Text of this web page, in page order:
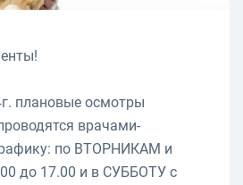
плановые осмотры
врачами-
по ВТОРНИКАМ и
до 17.00 и в СУББОТУ с